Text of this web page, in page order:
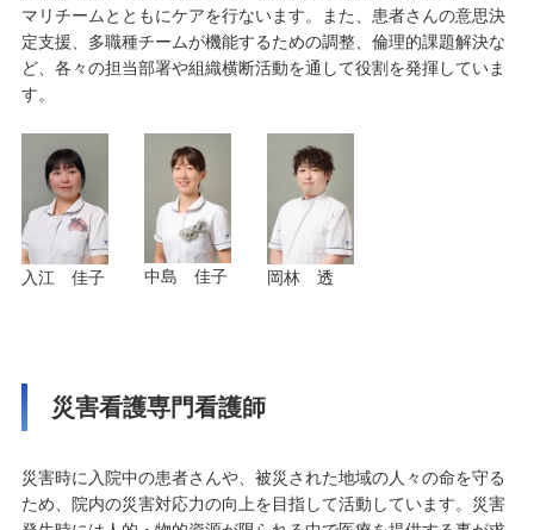
マリチームとともにケアを行ないます。また、患者さんの意思決
定支援、多職種チームが機能するための調整、倫理的課題解決な
ど、各々の担当部署や組織横断活動を通して役割を発揮していま
す。
入江 佳子 中島 佳子 岡林 透
災害看護専門看護師
災害時に入院中の患者さんや、被災された地域の人々の命を守る
ため、院内の災害対応力の向上を目指して活動しています。災害